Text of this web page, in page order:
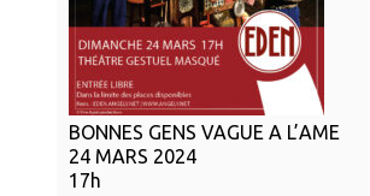
BONNES GENS VAGUE A L’AME
24 MARS 2024
17h